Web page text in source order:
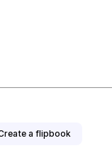
a flipbook